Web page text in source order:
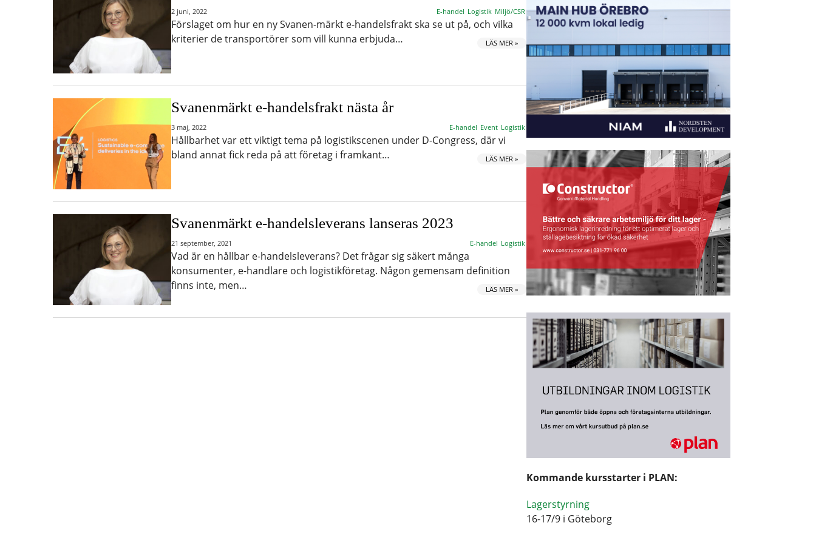
2 juni, 2022 E-handel Logistik Miljö/CSR
Förslaget om hur en ny Svanen-märkt e-handelsfrakt ska se ut på, och vilka
kriterier de transportörer som vill kunna erbjuda…
LÄS MER »
Svanenmärkt e-handelsfrakt nästa år
3 maj, 2022 E-handel Event Logistik
Hållbarhet var ett viktigt tema på logistikscenen under D-Congress, där vi
bland annat fick reda på att företag i framkant…
LÄS MER »
Svanenmärkt e-handelsleverans lanseras 2023
21 september, 2021 E-handel Logistik
Vad är en hållbar e-handelsleverans? Det frågar sig säkert många
konsumenter, e-handlare och logistikföretag. Någon gemensam definition
finns inte, men…
LÄS MER »
Kommande kursstarter i PLAN:
Lagerstyrning
16-17/9 i Göteborg